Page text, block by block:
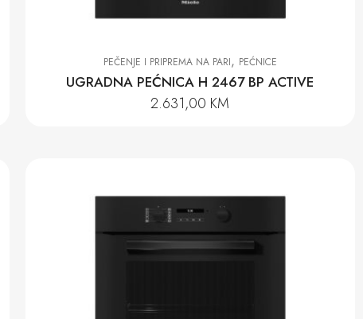
PEČENJE I PRIPREMA NA PARI, PEĆNICE
UGRADNA PEĆNICA H 2467 BP ACTIVE
2.631,00 KM